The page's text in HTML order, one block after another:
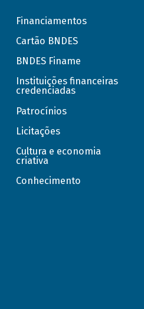
Financiamentos
Cartão BNDES
BNDES Finame
Instituições financeiras
credenciadas
Patrocínios
Licitações
Cultura e economia
criativa
Conhecimento